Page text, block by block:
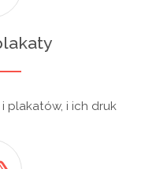
plakatów, i ich druk